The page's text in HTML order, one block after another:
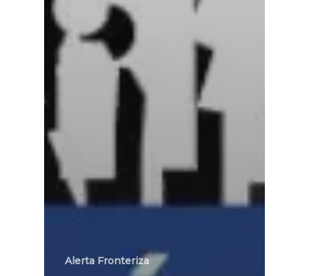
Alerta Fronteriza